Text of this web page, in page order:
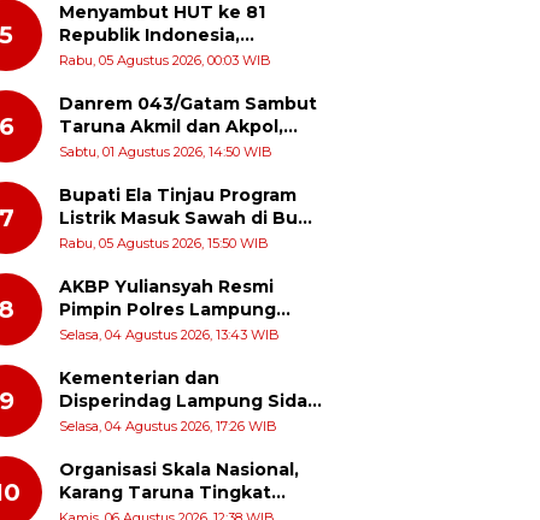
Ibadah
5
Menyambut HUT ke 81
Republik Indonesia,
Momentum Menghidupkan
Para Pahlawan
Rabu, 05 Agustus 2026, 00:03 WIB
6
Danrem 043/Gatam Sambut
Taruna Akmil dan Akpol,
Perkuat Sinergi dan
Masyarakat
Sabtu, 01 Agustus 2026, 14:50 WIB
7
Bupati Ela Tinjau Program
Listrik Masuk Sawah di Bumi
Harja, Petani Dapat Subsidi
Rabu, 05 Agustus 2026, 15:50 WIB
8
AKBP Yuliansyah Resmi
Pimpin Polres Lampung
Timur, Siap Lanjutkan
Patmawati
Selasa, 04 Agustus 2026, 13:43 WIB
9
Kementerian dan
Disperindag Lampung Sidak
Pabrik Tapioka di Lampung
Langkah Pengawasan
Selasa, 04 Agustus 2026, 17:26 WIB
Organisasi Skala Nasional,
Karang Taruna Tingkat
Provinsi Lampung Akan